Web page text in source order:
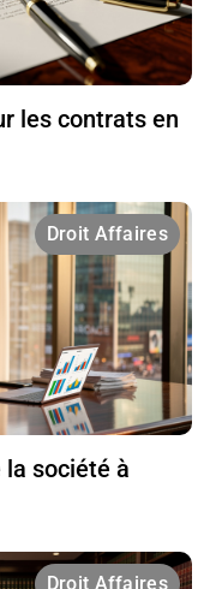
les contrats en
Droit Affaires
la société à
Droit Affaires